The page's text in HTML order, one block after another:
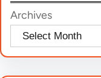
h
Archives